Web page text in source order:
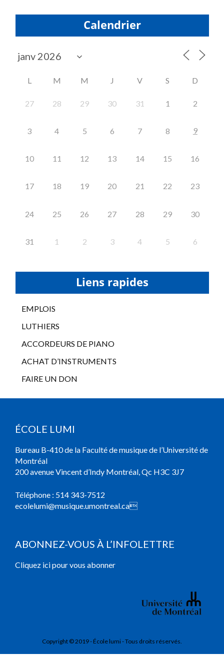
Calendrier
L M M J V S D
27 28 29 30 31 1 2
3 4 5 6 7 8 9
10 11 12 13 14 15 16
17 18 19 20 21 22 23
24 25 26 27 28 29 30
31 1 2 3 4 5 6
Liens rapides
EMPLOIS
LUTHIERS
ACCORDEURS DE PIANO
ACHAT D’INSTRUMENTS
FAIRE UN DON
ÉCOLE LUMI
Bureau B-410 de la Faculté de musique de l’Université de
Montréal
200 avenue Vincent d’Indy Montréal, Qc H3C 3J7
Téléphone : 514 343-7512
ecolelumi@musique.umontreal.ca
ABONNEZ-VOUS À L’INFOLETTRE
Cliquez ici pour vous abonner
Copyright © 2019 - École lumi - Tous droits réservés.